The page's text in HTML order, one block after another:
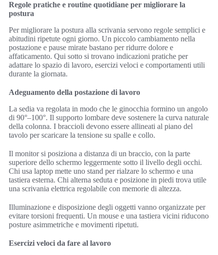
Regole pratiche e routine quotidiane per migliorare la
postura
Per migliorare la postura alla scrivania servono regole semplici e
abitudini ripetute ogni giorno. Un piccolo cambiamento nella
postazione e pause mirate bastano per ridurre dolore e
affaticamento. Qui sotto si trovano indicazioni pratiche per
adattare lo spazio di lavoro, esercizi veloci e comportamenti utili
durante la giornata.
Adeguamento della postazione di lavoro
La sedia va regolata in modo che le ginocchia formino un angolo
di 90°–100°. Il supporto lombare deve sostenere la curva naturale
della colonna. I braccioli devono essere allineati al piano del
tavolo per scaricare la tensione su spalle e collo.
Il monitor si posiziona a distanza di un braccio, con la parte
superiore dello schermo leggermente sotto il livello degli occhi.
Chi usa laptop mette uno stand per rialzare lo schermo e una
tastiera esterna. Chi alterna seduta e posizione in piedi trova utile
una scrivania elettrica regolabile con memorie di altezza.
Illuminazione e disposizione degli oggetti vanno organizzate per
evitare torsioni frequenti. Un mouse e una tastiera vicini riducono
posture asimmetriche e movimenti ripetuti.
Esercizi veloci da fare al lavoro